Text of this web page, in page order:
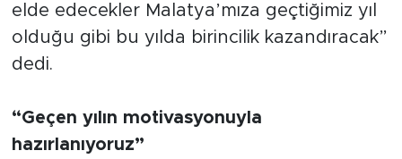
elde edecekler Malatya’mıza geçtiğimiz yıl
olduğu gibi bu yılda birincilik kazandıracak”
dedi.
“Geçen yılın motivasyonuyla
hazırlanıyoruz”